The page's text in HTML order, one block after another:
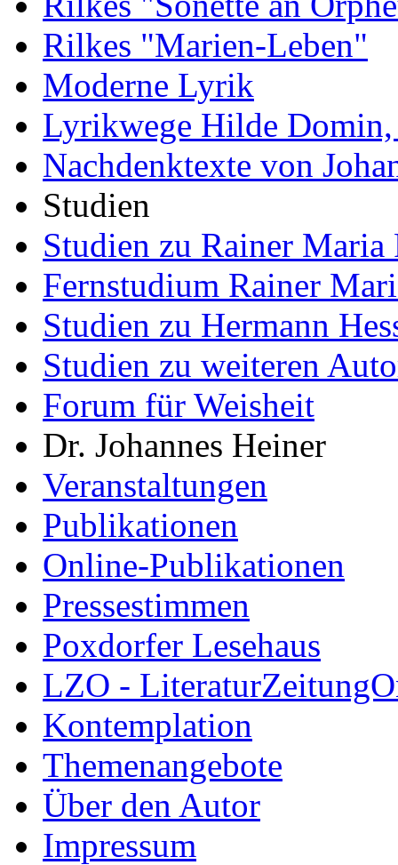
Rilkes "Marien-Leben"
Moderne Lyrik
Lyrikwege Hilde
Nachdenktexte von
Studien
Studien zu Rainer Maria
Fernstudium Rainer
Studien zu Hermann
Studien zu weiteren
Forum für Weisheit
Dr. Johannes Heiner
Veranstaltungen
Publikationen
Online-Publikationen
Pressestimmen
Poxdorfer Lesehaus
LZO -
Kontemplation
Themenangebote
Über den Autor
Impressum